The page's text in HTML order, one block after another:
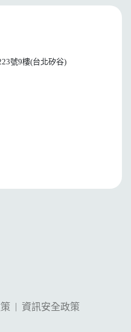
號9樓(台北矽谷)
| 資訊安全政策